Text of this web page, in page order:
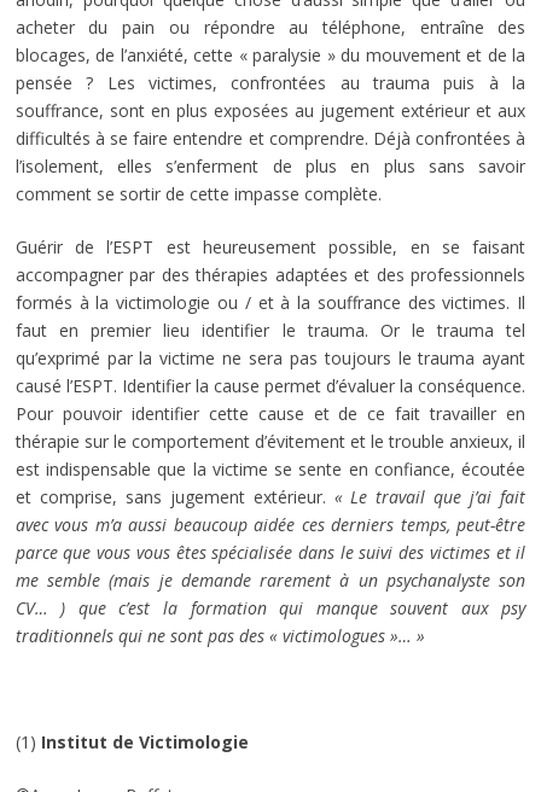
acheter du pain ou répondre au téléphone, entraîne des
blocages, de l’anxiété, cette « paralysie » du mouvement et de la
pensée ? Les victimes, confrontées au trauma puis à la
souffrance, sont en plus exposées au jugement extérieur et aux
difficultés à se faire entendre et comprendre. Déjà confrontées à
l’isolement, elles s’enferment de plus en plus sans savoir
comment se sortir de cette impasse complète.
Guérir de l’ESPT est heureusement possible, en se faisant
accompagner par des thérapies adaptées et des professionnels
formés à la victimologie ou / et à la souffrance des victimes. Il
faut en premier lieu identifier le trauma. Or le trauma tel
qu’exprimé par la victime ne sera pas toujours le trauma ayant
causé l’ESPT. Identifier la cause permet d’évaluer la conséquence.
Pour pouvoir identifier cette cause et de ce fait travailler en
thérapie sur le comportement d’évitement et le trouble anxieux, il
est indispensable que la victime se sente en confiance, écoutée
et comprise, sans jugement extérieur. « Le travail que j’ai fait
avec vous m’a aussi beaucoup aidée ces derniers temps, peut-être
parce que vous vous êtes spécialisée dans le suivi des victimes et il
me semble (mais je demande rarement à un psychanalyste son
CV… ) que c’est la formation qui manque souvent aux psy
traditionnels qui ne sont pas des « victimologues »… »
(1) Institut de Victimologie